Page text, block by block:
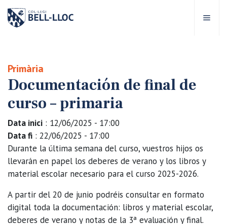
Bell-lloc
Educativo
educativas
Escolares
Bell-lloc
Primària
Documentación de final de
curso – primaria
Data inici : 12/06/2025 - 17:00
Data fi : 22/06/2025 - 17:00
Durante la última semana del curso, vuestros hijos os
llevarán en papel los deberes de verano y los libros y
material escolar necesario para el curso 2025-2026.
A partir del 20 de junio podréis consultar en formato
digital toda la documentación: libros y material escolar,
deberes de verano y notas de la 3ª evaluación y final.